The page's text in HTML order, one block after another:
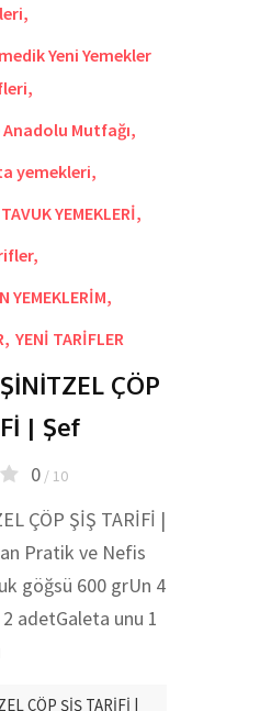
,
Yeni Yemekler
,
Mutfağı,
yemekleri,
TAVUK YEMEKLERİ,
,
YEMEKLERİM,
, YENİ TARİFLER
ÇÖP
| Şef
0/ 10
ÇÖP ŞİŞ TARİFİ |
Pratik ve Nefis
göğsü 600 grUn 4
2 adetGaleta unu 1
ÇÖP ŞİŞ TARİFİ |